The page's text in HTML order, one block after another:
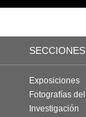
SECCIONES
Exposiciones
Fotografías
Investigación